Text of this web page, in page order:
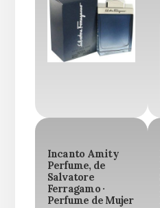
Incanto Amity
Perfume, de
Salvatore
Ferragamo ·
Perfume de Mujer